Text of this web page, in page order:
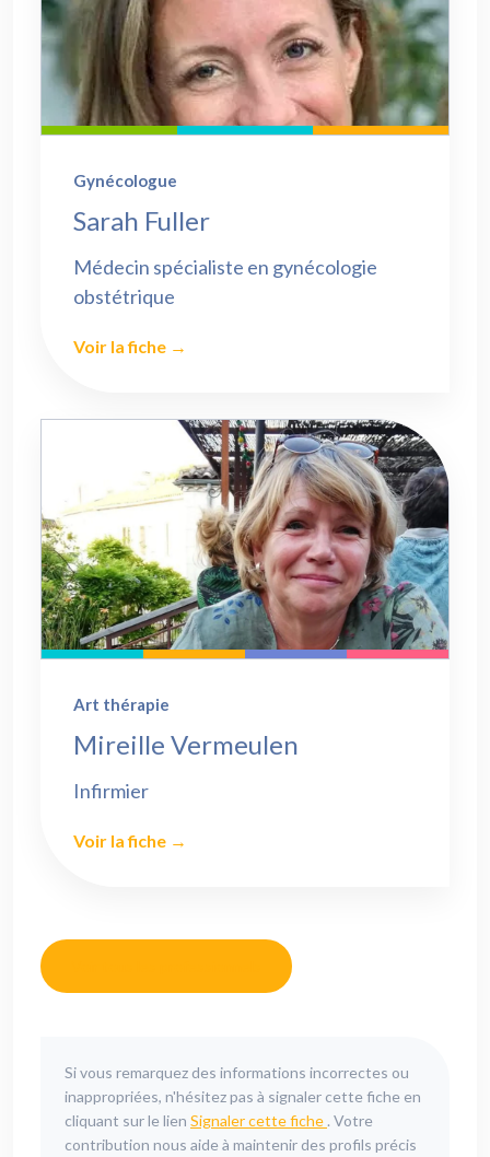
Gynécologue
Sarah Fuller
Médecin spécialiste en gynécologie
obstétrique
Voir la fiche →
Art thérapie
Mireille Vermeulen
Infirmier
Voir la fiche →
Si vous remarquez des informations incorrectes ou
inappropriées, n'hésitez pas à signaler cette fiche en
cliquant sur le lien Signaler cette fiche . Votre
contribution nous aide à maintenir des profils précis